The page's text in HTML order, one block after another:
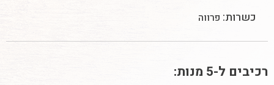
כשרות: פרווה
רכיבים ל-5 מנות: